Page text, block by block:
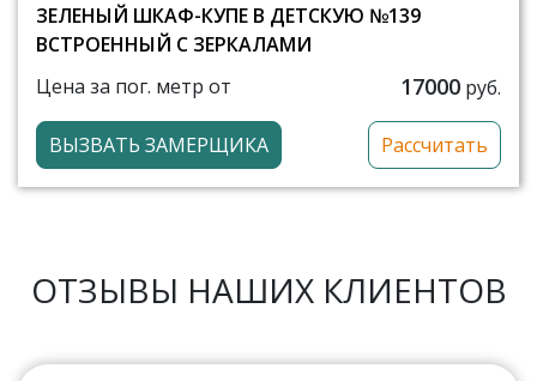
ЗЕЛЕНЫЙ ШКАФ-КУПЕ В ДЕТСКУЮ №139
ВСТРОЕННЫЙ С ЗЕРКАЛАМИ
Цена за пог. метр от
17000 руб.
ВЫЗВАТЬ ЗАМЕРЩИКА Рассчитать
ОТЗЫВЫ НАШИХ КЛИЕНТОВ